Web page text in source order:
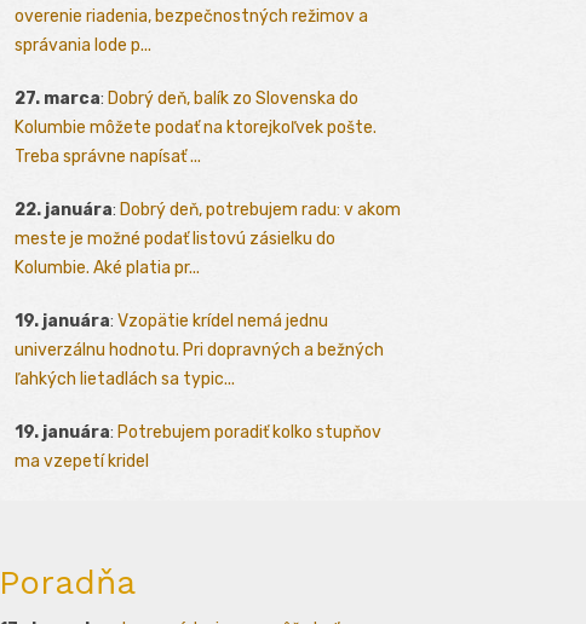
overenie riadenia, bezpečnostných režimov a
správania lode p...
27. marca: Dobrý deň, balík zo Slovenska do
Kolumbie môžete podať na ktorejkoľvek pošte.
Treba správne napísať ...
22. januára: Dobrý deň, potrebujem radu: v akom
meste je možné podať listovú zásielku do
Kolumbie. Aké platia pr...
19. januára: Vzopätie krídel nemá jednu
univerzálnu hodnotu. Pri dopravných a bežných
ľahkých lietadlách sa typic...
19. januára: Potrebujem poradiť kolko stupňov
ma vzepetí kridel
Poradňa